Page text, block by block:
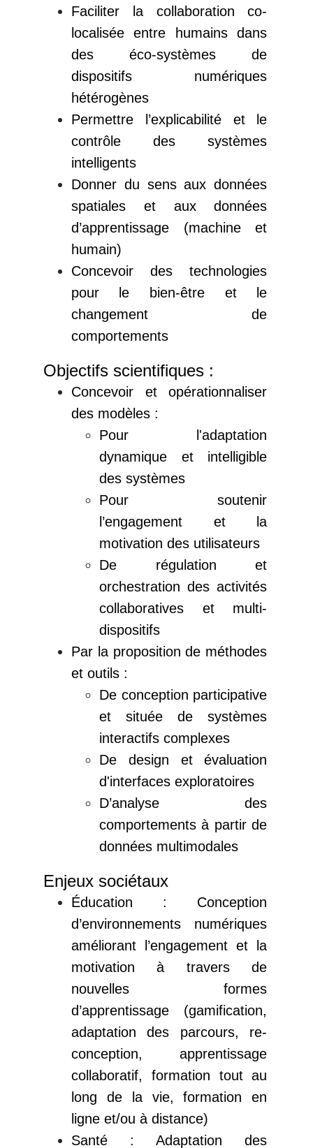
Faciliter la collaboration co-
localisée entre humains dans
des éco-systèmes de
dispositifs numériques
hétérogènes
Permettre l’explicabilité et le
contrôle des systèmes
intelligents
Donner du sens aux données
spatiales et aux données
d’apprentissage (machine et
humain)
Concevoir des technologies
pour le bien-être et le
changement de
comportements
Objectifs scientifiques :
Concevoir et opérationnaliser
des modèles :
Pour l'adaptation
dynamique et intelligible
des systèmes
Pour soutenir
l’engagement et la
motivation des utilisateurs
De régulation et
orchestration des activités
collaboratives et multi-
dispositifs
Par la proposition de méthodes
et outils :
De conception participative
et située de systèmes
interactifs complexes
De design et évaluation
d'interfaces exploratoires
D’analyse des
comportements à partir de
données multimodales
Enjeux sociétaux
Éducation : Conception
d’environnements numériques
améliorant l’engagement et la
motivation à travers de
nouvelles formes
d’apprentissage (gamification,
adaptation des parcours, re-
conception, apprentissage
collaboratif, formation tout au
long de la vie, formation en
ligne et/ou à distance)
Santé : Adaptation des